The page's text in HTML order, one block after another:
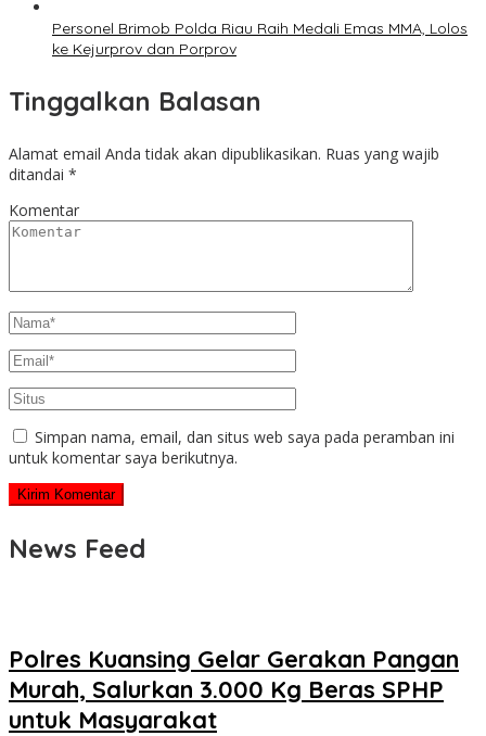
Personel Brimob Polda Riau Raih Medali Emas MMA, Lolos
ke Kejurprov dan Porprov
Tinggalkan Balasan
Alamat email Anda tidak akan dipublikasikan. Ruas yang wajib
ditandai *
Komentar
Simpan nama, email, dan situs web saya pada peramban ini
untuk komentar saya berikutnya.
News Feed
Polres Kuansing Gelar Gerakan Pangan
Murah, Salurkan 3.000 Kg Beras SPHP
untuk Masyarakat